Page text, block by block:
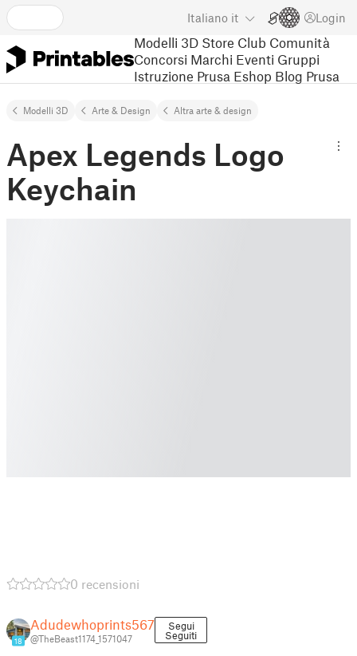
Italiano it Login
Modelli 3D Store Club Comunità
Concorsi Marchi Eventi Gruppi
Istruzione Prusa Eshop Blog Prusa
Modelli 3D Arte & Design Altra arte & design
Apex Legends Logo
Keychain
0 recensioni
18
Adudewhoprints567
@TheBeast1174_1571047
Segui
Seguiti